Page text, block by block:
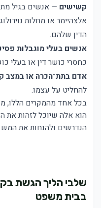
קשישים — אנשים בגיל
אלצהיימר או מחלות
הדין שלהם.
אנשים בעלי מוגבלות
כחסרי כושר דין או בעלי
אדם בתת־הכרה או במצב
להחליט על עצמו.
בכל אחד מהמקרים הללו,
הוא אלה שיוכל לזהות את
הנדרשים ולהנחות את
שלבי הליך הגשת
בבית משפט